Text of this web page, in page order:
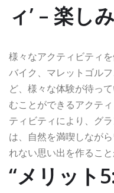
ィ’ – 楽し
様々なアクティビティ
バイク、マレットゴル
ど、様々な体験が待っ
むことができるアクテ
ティビティにより、グ
は、自然を満喫しなが
れない思い出を作ること
“メリット